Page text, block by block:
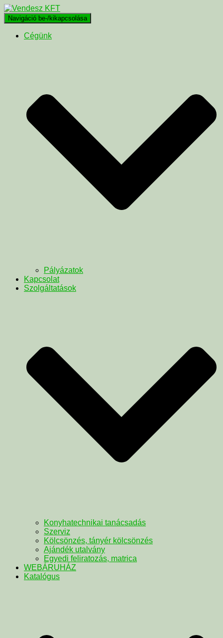
Navigáció be-/kikapcsolása
Cégünk
Pályázatok
Kapcsolat
Szolgáltatások
Konyhatechnikai tanácsadás
Szerviz
Kölcsönzés, tányér kölcsönzés
Ajándék utalvány
Egyedi feliratozás, matrica
WEBÁRUHÁZ
Katalógus